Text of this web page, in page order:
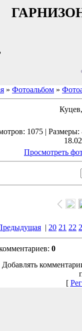
» Фотоальбом »
1075 |
Просмотреть
| 20 21 22
0
Добавлять
[